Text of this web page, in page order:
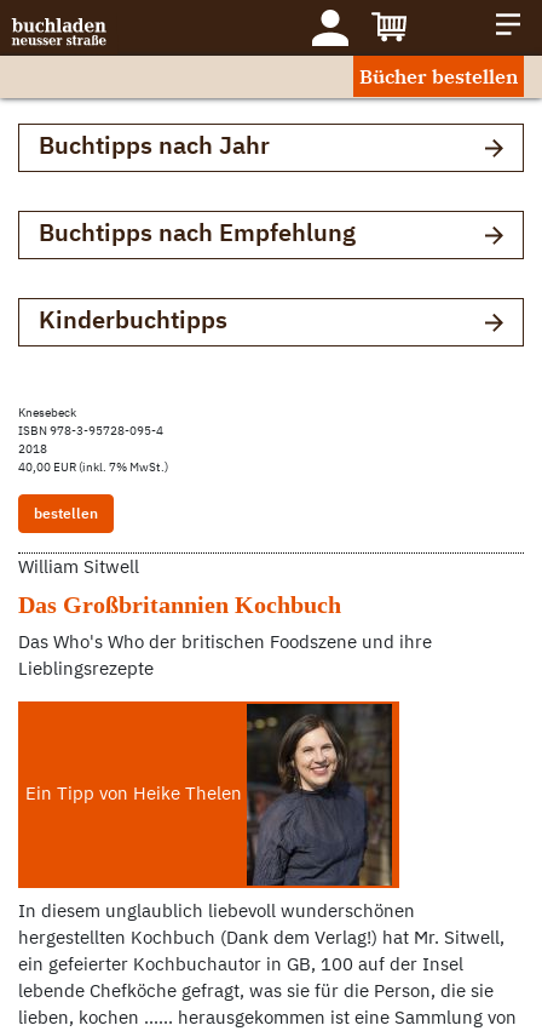
Bücher bestellen
Buchtipps nach Jahr
Buchtipps nach Empfehlung
Kinderbuchtipps
Knesebeck
ISBN 978-3-95728-095-4
2018
40,00 EUR (inkl. 7% MwSt.)
bestellen
William Sitwell
Das Großbritannien Kochbuch
Das Who's Who der britischen Foodszene und ihre
Lieblingsrezepte
Ein Tipp von Heike Thelen
In diesem unglaublich liebevoll wunderschönen
hergestellten Kochbuch (Dank dem Verlag!) hat Mr. Sitwell,
ein gefeierter Kochbuchautor in GB, 100 auf der Insel
lebende Chefköche gefragt, was sie für die Person, die sie
lieben, kochen ...... herausgekommen ist eine Sammlung von